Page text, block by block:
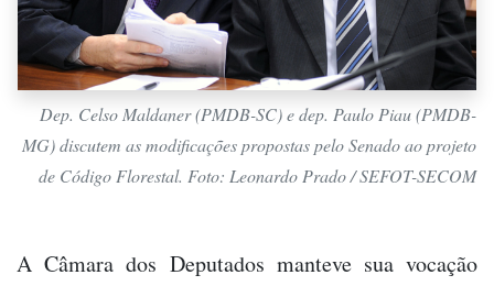
Dep. Celso Maldaner (PMDB-SC) e dep. Paulo Piau (PMDB-
MG) discutem as modificações propostas pelo Senado ao projeto
de Código Florestal. Foto: Leonardo Prado / SEFOT-SECOM
A Câmara dos Deputados manteve sua vocação